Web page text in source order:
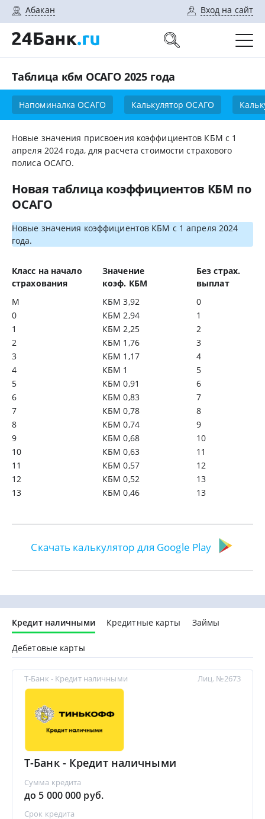
Абакан Вход на сайт
Таблица кбм ОСАГО 2025 года
Напоминалка ОСАГО Калькулятор ОСАГО
Новые значения присвоения коэффициентов КБМ с 1
апреля 2024 года, для расчета стоимости страхового
полиса ОСАГО.
Новая таблица коэффициентов КБМ по
ОСАГО
Новые значения коэффициентов КБМ с 1 апреля 2024
года.
Класс на начало
страхования
Значение
коэф. КБМ
Без страх.
выплат
М
КБМ 3,92
0
0
КБМ 2,94
1
1
КБМ 2,25
2
2
КБМ 1,76
3
3
КБМ 1,17
4
4
КБМ 1
5
5
КБМ 0,91
6
6
КБМ 0,83
7
7
КБМ 0,78
8
8
КБМ 0,74
9
9
КБМ 0,68
10
10
КБМ 0,63
11
11
КБМ 0,57
12
12
КБМ 0,52
13
13
КБМ 0,46 13
Скачать калькулятор для Google Play
Кредит наличными Кредитные карты Займы
Дебетовые карты
Т-Банк - Кредит наличными
Т-Банк - Кредит наличными
Сумма кредита
до 5 000 000 руб.
Срок кредита
Лиц. №2673